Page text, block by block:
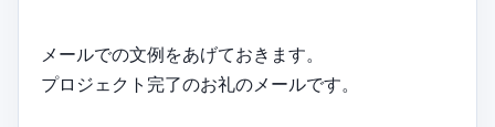
メールでの文例をあげておきます。
プロジェクト完了のお礼のメールです。